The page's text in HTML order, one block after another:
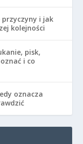
przyczyny i jak
kolejności
pisk,
i co
oznacza